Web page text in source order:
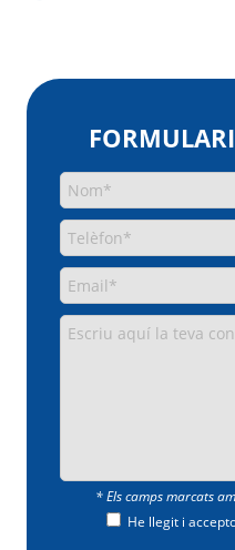
* Els camps marcats
He llegit i